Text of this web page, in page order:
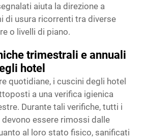
aiuta la direzione a
di usura ricorrenti tra diverse
o livelli di piano.
trimestrali e annuali
hotel
quotidiane, i cuscini degli hotel
a una verifica igienica
Durante tali verifiche, tutti i
essere rimossi dalle
al loro stato fisico, sanificati